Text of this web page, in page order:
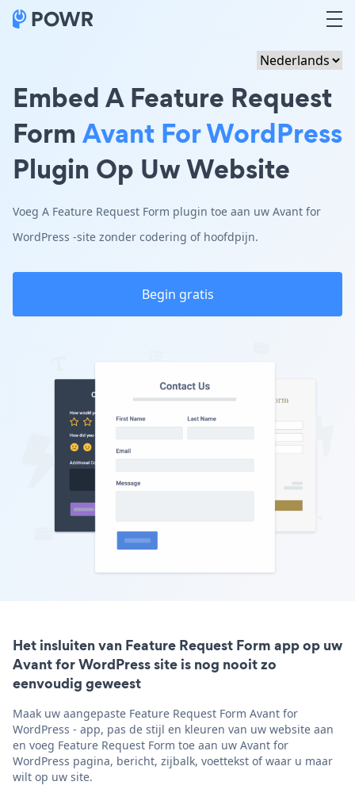
Embed A Feature Request
Form Avant For WordPress
Plugin Op Uw Website
Voeg A Feature Request Form plugin toe aan uw Avant for
WordPress -site zonder codering of hoofdpijn.
Begin gratis
Het insluiten van Feature Request Form app op uw
Avant for WordPress site is nog nooit zo
eenvoudig geweest
Maak uw aangepaste Feature Request Form Avant for
WordPress - app, pas de stijl en kleuren van uw website aan
en voeg Feature Request Form toe aan uw Avant for
WordPress pagina, bericht, zijbalk, voettekst of waar u maar
wilt op uw site.